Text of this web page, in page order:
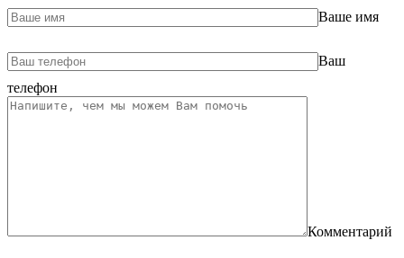
Ваше имя
Ваш
телефон
Комментарий